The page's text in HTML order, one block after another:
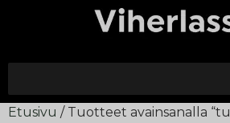
Etusivu / Tuotteet avainsanalla